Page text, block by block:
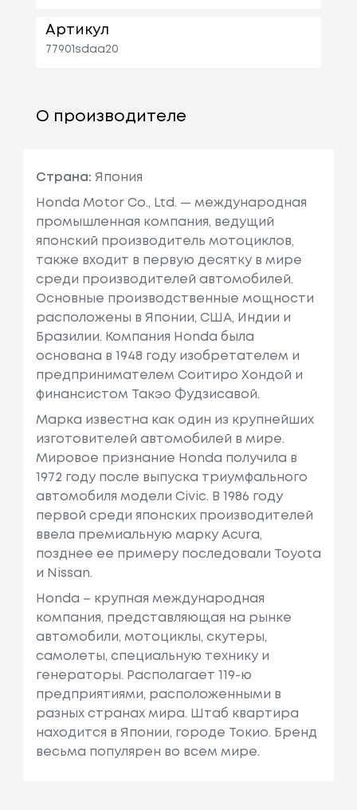
Артикул
77901sdaa20
О производителе
Страна: Япония
Honda Motor Co., Ltd. — международная
промышленная компания, ведущий
японский производитель мотоциклов,
также входит в первую десятку в мире
среди производителей автомобилей.
Основные производственные мощности
расположены в Японии, США, Индии и
Бразилии. Компания Honda была
основана в 1948 году изобретателем и
предпринимателем Соитиро Хондой и
финансистом Такэо Фудзисавой.
Марка известна как один из крупнейших
изготовителей автомобилей в мире.
Мировое признание Honda получила в
1972 году после выпуска триумфального
автомобиля модели Civic. В 1986 году
первой среди японских производителей
ввела премиальную марку Acura,
позднее ее примеру последовали Toyota
и Nissan.
Honda – крупная международная
компания, представляющая на рынке
автомобили, мотоциклы, скутеры,
самолеты, специальную технику и
генераторы. Располагает 119-ю
предприятиями, расположенными в
разных странах мира. Штаб квартира
находится в Японии, городе Токио. Бренд
весьма популярен во всем мире.